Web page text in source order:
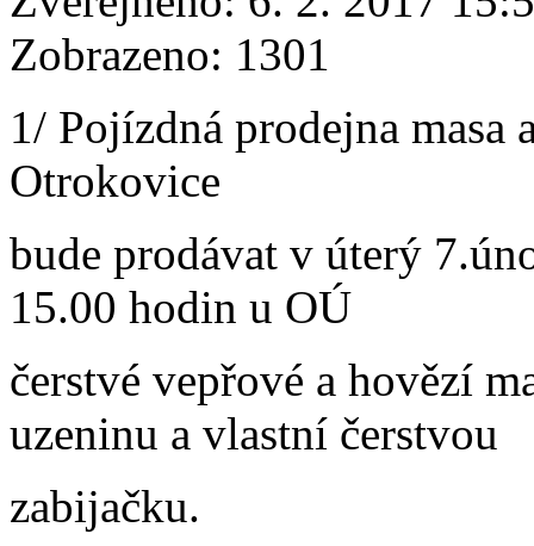
Zobrazeno: 1301
1/ Pojízdná prodejna
Otrokovice
bude prodávat v úterý
15.00 hodin u OÚ
čerstvé vepřové a hovězí
uzeninu a vlastní čerstvou
zabijačku.